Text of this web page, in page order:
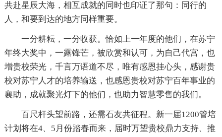
共赴星辰大海，相互成就的同时也印证了那句：同行的
人，和要到达的地方同样重要。
一分耕耘，一分收获。恰如上一年度的他们，在苏宁
年终大奖中，一露锋芒，被欣赏和认可，为自己代宫，也
增贵校荣光，千言万语道不尽，唯有感恩挂心头，感谢贵
校对苏宁人才的培养输送，也感恩贵校对苏宁百年事业的
襄助，成就聚光灯下的他们，也助力智慧零售的我们。
百尺杆头望前路，还需石友共征程。新一届1200管培
计划将在4、5月份踏春而来，届时万望贵校鼎力支持、推